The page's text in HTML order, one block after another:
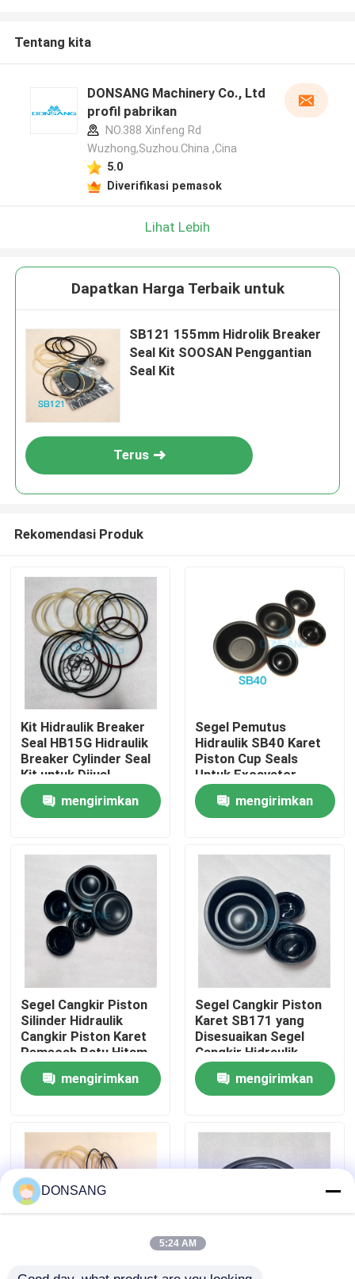
Rumah
Tampilan VR
Tur Pabrik
Kontrol kualitas
Permintaan Penawaran
Pemutus hidrolik excavator
Tentang kita
DONSANG Machinery Co., Ltd
profil pabrikan
NO.388 Xinfeng Rd
Wuzhong,Suzhou.China ,Cina
5.0
Diverifikasi pemasok
Lihat Lebih
Dapatkan Harga Terbaik untuk
SB121 155mm Hidrolik Breaker
Seal Kit SOOSAN Penggantian
Seal Kit
Terus
Rekomendasi Produk
Kit Hidraulik Breaker
Seal HB15G Hidraulik
Breaker Cylinder Seal
Kit untuk Dijual
mengirimkan
Segel Pemutus
Hidraulik SB40 Karet
Piston Cup Seals
Untuk Excavator
mengirimkan
Segel Cangkir Piston
Silinder Hidraulik
Cangkir Piston Karet
Pemecah Batu Hitam
mengirimkan
Segel Cangkir Piston
Karet SB171 yang
Disesuaikan Segel
Cangkir Hidraulik
mengirimkan
DONSANG
5:24 AM